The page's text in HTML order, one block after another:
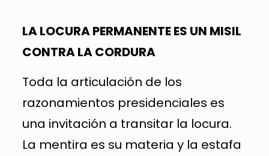
LA LOCURA PERMANENTE ES UN MISIL
CONTRA LA CORDURA
Toda la articulación de los
razonamientos presidenciales es
una invitación a transitar la locura.
La mentira es su materia y la estafa